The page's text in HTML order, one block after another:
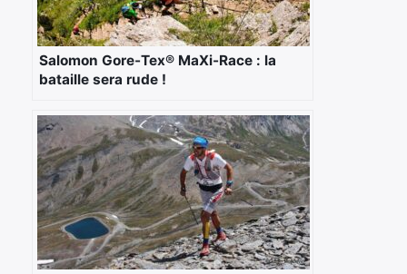
Salomon Gore-Tex® MaXi-Race : la
bataille sera rude !